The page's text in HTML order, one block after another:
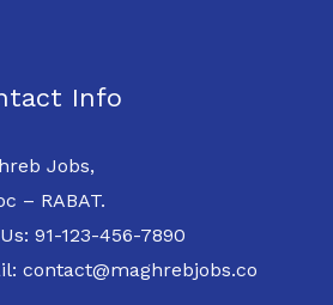
Info
Jobs,
– RABAT.
91-123-456-7890
contact@maghrebjobs.co